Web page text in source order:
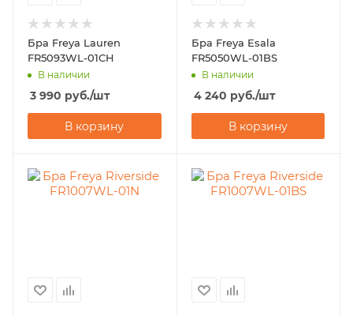
Бра Freya Lauren
FR5093WL-01CH
В наличии
3 990 руб./шт
В корзину
Бра Freya Esala
FR5050WL-01BS
В наличии
4 240 руб./шт
В корзину